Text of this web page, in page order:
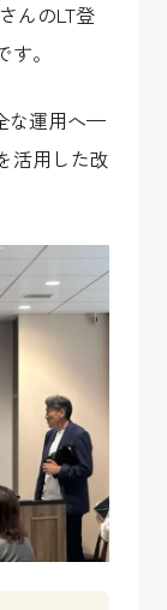
んのLT登
。
な運用へ—
活用した改